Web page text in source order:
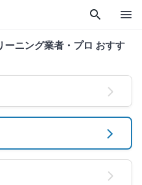
search menu
ーニング業者・プロ おすす